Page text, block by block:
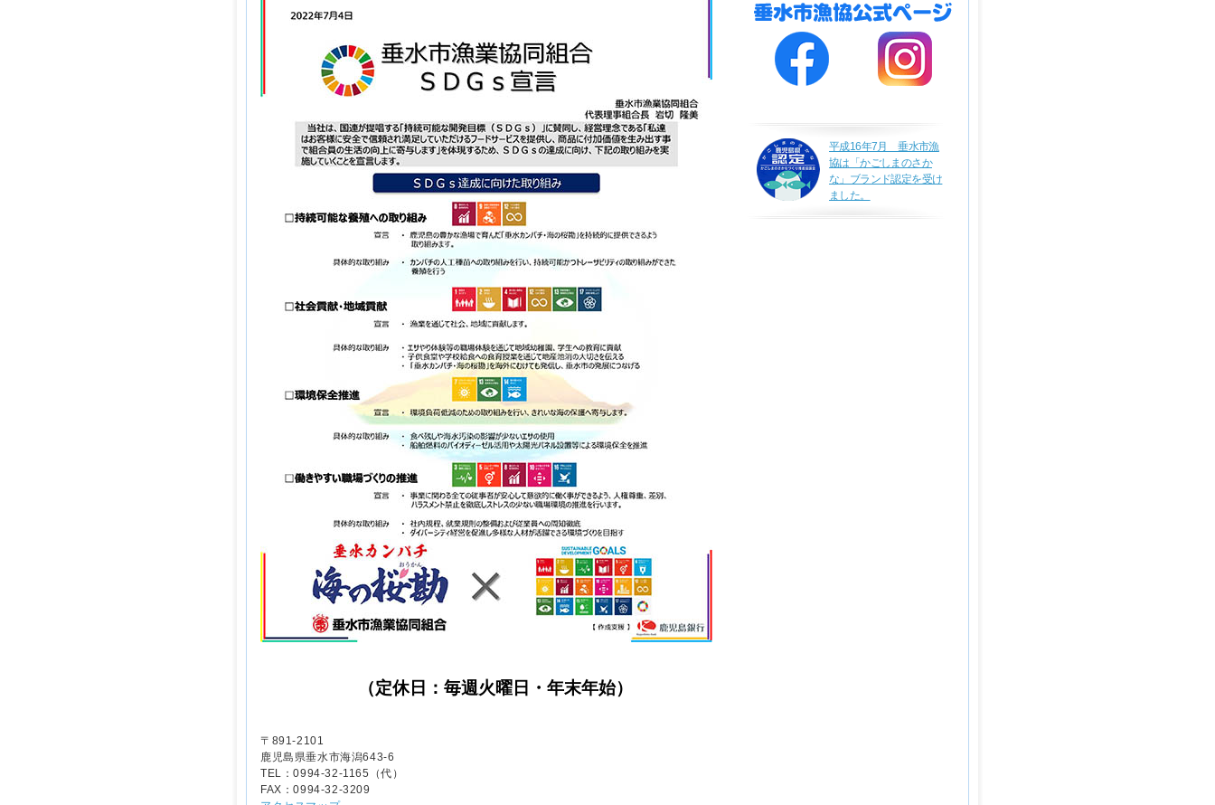
（定休日：毎週火曜日・年末年始）
〒891-2101
鹿児島県垂水市海潟643-6
TEL：0994-32-1165（代）
FAX：0994-32-3209
平成16年7月 垂水市漁
協は「かごしまのさか
な」ブランド認定を受け
ました。